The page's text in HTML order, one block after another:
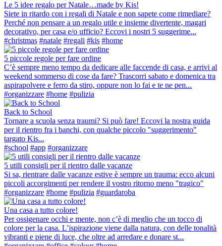
Le 5 idee regalo per Natale…made by Kis!
Siete in ritardo con i regali di Natale e non sapete come rimediare?
Perché non pensare a un regalo utile e insieme divertente, magari
decorativo, per casa e/o ufficio? Eccovi i nostri 5 suggerime...
#christmas #natale #regali #kis #home
5 piccole regole per fare ordine
C’è sempre meno tempo da dedicare alle faccende di casa, e arrivi al
weekend sommerso di cose da fare? Trascorri sabato e domenica tra
aspirapolvere e ferro da stiro, oppure non lo fai e te ne pen...
#organizzare #home #pulizia
Back to School
Tornare a scuola senza traumi? Si può fare! Eccovi la nostra guida
per il rientro fra i banchi, con qualche piccolo "suggerimento"
targato Kis...
#school #app #organizzare
5 utili consigli per il rientro dalle vacanze
Si sa, rientrare dalle vacanze estive è sempre un trauma: ecco alcuni
piccoli accorgimenti per rendere il vostro ritorno meno "tragico"
#organizzare #home #pulizia #guardaroba
Una casa a tutto colore!
Per ossigenare occhi e mente, non c’è di meglio che un tocco di
colore per la casa. L’ispirazione viene dalla natura, con delle tonalità
vibranti e piene di luce, che oltre ad arredare e donare st...